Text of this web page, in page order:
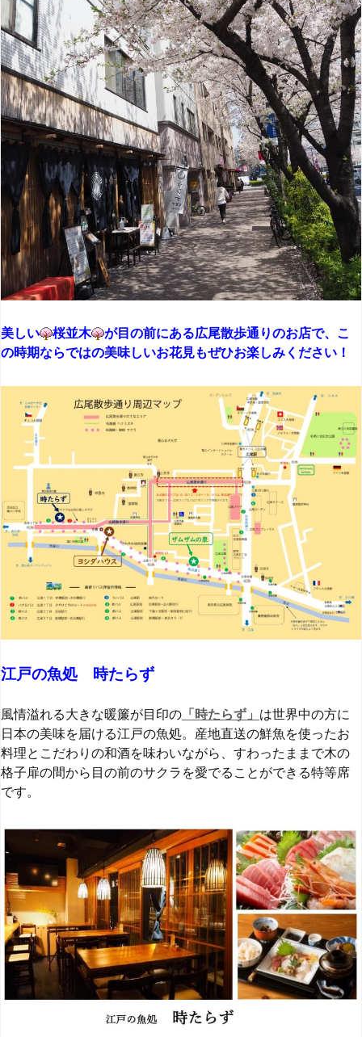
美しい 桜並木
が目の前にある広尾散歩通りのお店で、こ
の時期ならではの美味しいお花見もぜひお楽しみください！
江戸の魚処 時たらず
風情溢れる大きな暖簾が目印の 「時たらず」 は世界中の方に
日本の美味を届ける江戸の魚処。 産地直送の鮮魚を使ったお
料理とこだわりの和酒を味わいながら、すわったままで木の
格子扉の間から目の前のサクラを愛でることができる特等席
です。